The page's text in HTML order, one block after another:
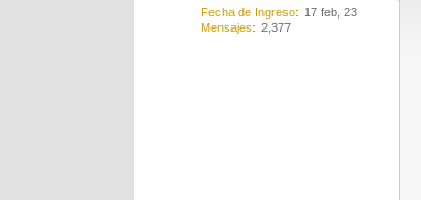
Fecha de Ingreso
17 feb, 23
Mensajes
2,377